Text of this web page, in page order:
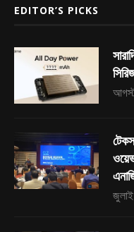
EDITOR’S PICKS